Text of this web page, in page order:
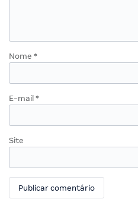
Nome *
E-mail *
Site